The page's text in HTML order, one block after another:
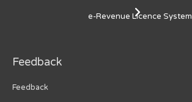
e-Revenue Licence System
Feedback
Feedback